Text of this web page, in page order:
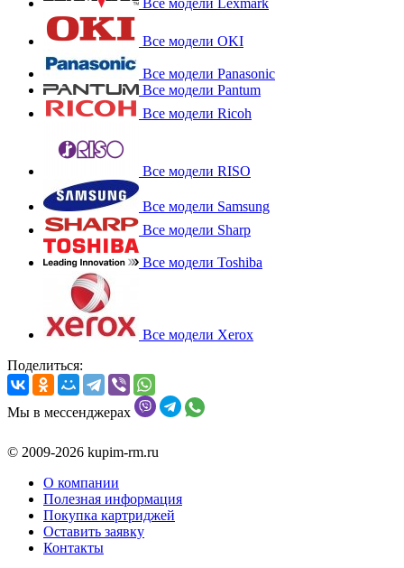
Все модели OKI
Все модели Panasonic
Все модели Pantum
Все модели Ricoh
Все модели RISO
Все модели Samsung
Все модели Sharp
Все модели Toshiba
Все модели Xerox
Поделиться:
Мы в мессенджерах
© 2009-2026 kupim-rm.ru
О компании
Полезная информация
Покупка картриджей
Оставить заявку
Контакты